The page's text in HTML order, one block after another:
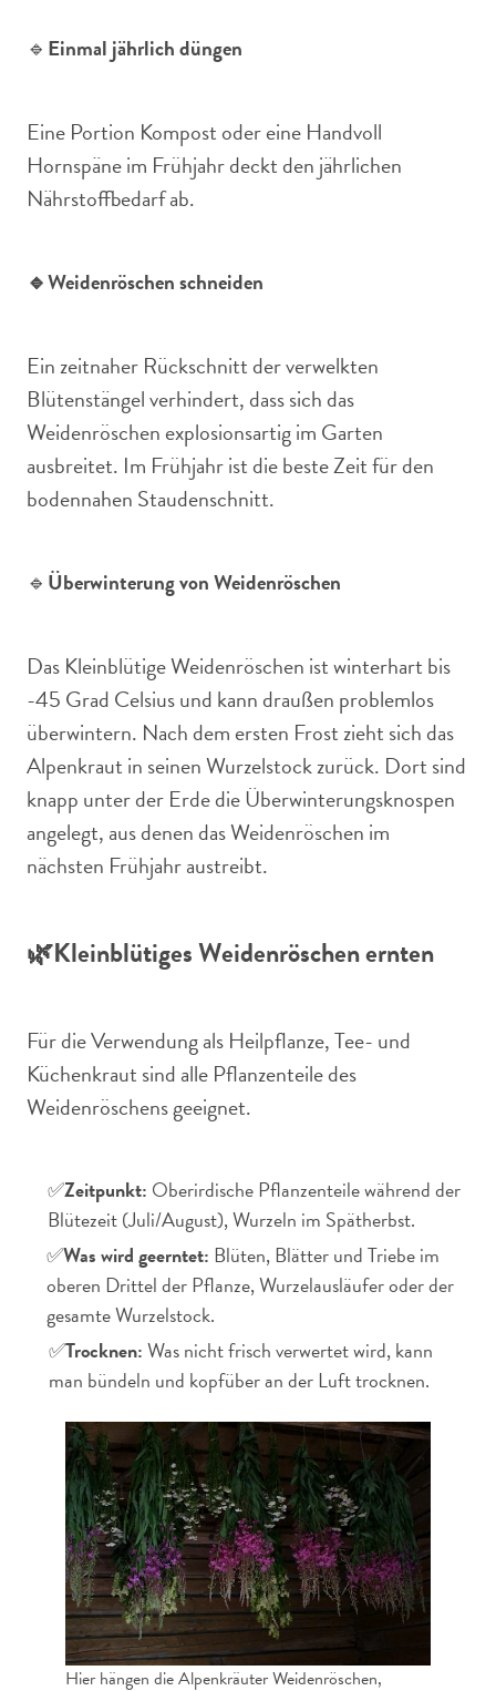
🔹 Einmal jährlich düngen
Eine Portion Kompost oder eine Handvoll
Hornspäne im Frühjahr deckt den jährlichen
Nährstoffbedarf ab.
🔹Weidenröschen schneiden
Ein zeitnaher Rückschnitt der verwelkten
Blütenstängel verhindert, dass sich das
Weidenröschen explosionsartig im Garten
ausbreitet. Im Frühjahr ist die beste Zeit für den
bodennahen Staudenschnitt.
🔹 Überwinterung von Weidenröschen
Das Kleinblütige Weidenröschen ist winterhart bis
-45 Grad Celsius und kann draußen problemlos
überwintern. Nach dem ersten Frost zieht sich das
Alpenkraut in seinen Wurzelstock zurück. Dort sind
knapp unter der Erde die Überwinterungsknospen
angelegt, aus denen das Weidenröschen im
nächsten Frühjahr austreibt.
🌿KleinblütigesWeidenröschen ernten
Für die Verwendung als Heilpflanze, Tee- und
Küchenkraut sind alle Pflanzenteile des
Weidenröschens geeignet.
✅Zeitpunkt: Oberirdische Pflanzenteile während der
Blütezeit (Juli/August), Wurzeln im Spätherbst.
✅Was wird geerntet: Blüten, Blätter und Triebe im
oberen Drittel der Pflanze, Wurzelausläufer oder der
gesamte Wurzelstock.
✅Trocknen:Was nicht frisch verwertet wird, kann
man bündeln und kopfüber an der Luft trocknen.
Hier hängen die Alpenkräuter Weidenröschen,